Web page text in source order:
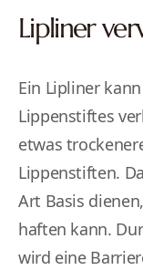
Lipliner
Ein Lipliner
Lippenstiftes
etwas
Lippenstiften.
Art Basis
haften kann.
wird eine